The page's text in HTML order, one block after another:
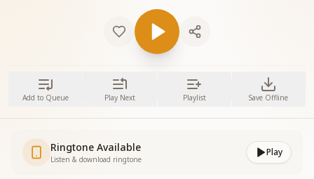
Add to Queue Play Next Playlist Save Offline
Ringtone Available
Listen & download ringtone
Play